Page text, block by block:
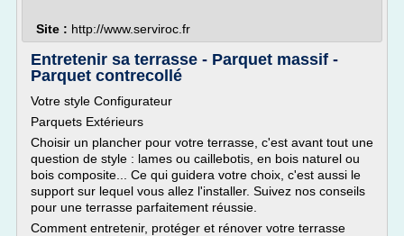
Site : http://www.serviroc.fr
Entretenir sa terrasse - Parquet massif -
Parquet contrecollé
Votre style Configurateur
Parquets Extérieurs
Choisir un plancher pour votre terrasse, c'est avant tout une
question de style : lames ou caillebotis, en bois naturel ou
bois composite... Ce qui guidera votre choix, c'est aussi le
support sur lequel vous allez l'installer. Suivez nos conseils
pour une terrasse parfaitement réussie.
Comment entretenir, protéger et rénover votre terrasse